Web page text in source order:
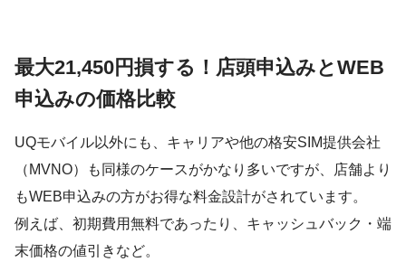
最大21,450円損する！店頭申込みとWEB
申込みの価格比較
UQモバイル以外にも、キャリアや他の格安SIM提供会社
（MVNO）も同様のケースがかなり多いですが、店舗より
もWEB申込みの方がお得な料金設計がされています。
例えば、初期費用無料であったり、キャッシュバック・端
末価格の値引きなど。